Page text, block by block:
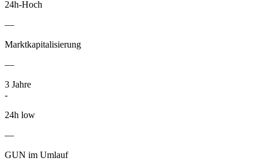
24h-Hoch
—
Marktkapitalisierung
—
3 Jahre
-
24h low
—
GUN im Umlauf